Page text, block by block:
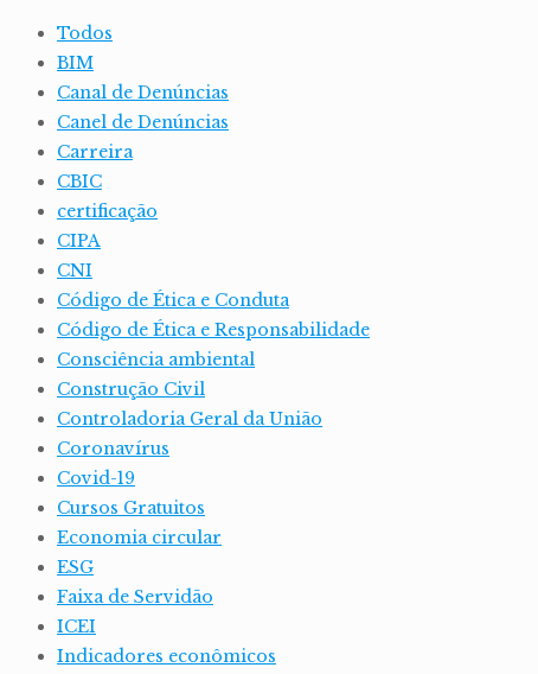
Todos
BIM
Canal de Denúncias
Canel de Denúncias
Carreira
CBIC
certificação
CIPA
CNI
Código de Ética e Conduta
Código de Ética e Responsabilidade
Consciência ambiental
Construção Civil
Controladoria Geral da União
Coronavírus
Covid-19
Cursos Gratuitos
Economia circular
ESG
Faixa de Servidão
ICEI
Indicadores econômicos